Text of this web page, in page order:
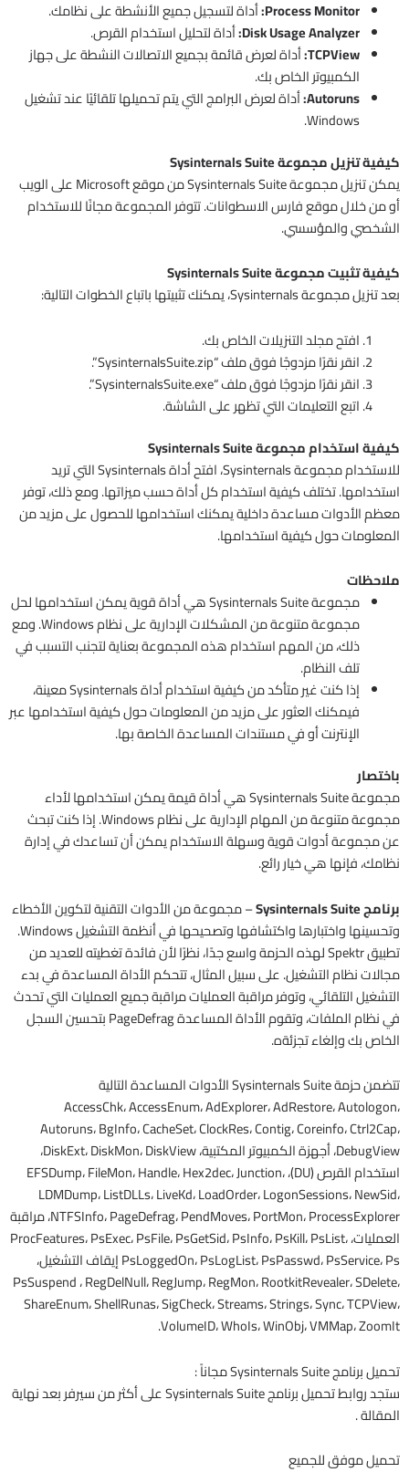
Process Monitor:أداة لتسجيل جميع الأنشطة على نظامك.
Disk Usage Analyzer:أداة لتحليل استخدام القرص.
TCPView:أداة لعرض قائمة بجميع الاتصالات النشطة على جهاز
الكمبيوتر الخاص بك.
Autoruns:أداة لعرض البرامج التي يتم تحميلها تلقائيًا عند تشغيل
Windows.
كيفية تنزيل مجموعة Sysinternals Suite
يمكن تنزيل مجموعة Sysinternals Suite من موقع Microsoft على الويب
أو من خلال موقع فارس الاسطوانات. تتوفر المجموعة مجانًا للاستخدام
الشخصي والمؤسسي.
كيفية تثبيت مجموعة Sysinternals Suite
بعد تنزيل مجموعة Sysinternals، يمكنك تثبيتها باتباع الخطوات التالية:
افتح مجلد التنزيلات الخاص بك.
انقر نقرًا مزدوجًا فوق ملف “SysinternalsSuite.zip”.
انقر نقرًا مزدوجًا فوق ملف “SysinternalsSuite.exe”.
اتبع التعليمات التي تظهر على الشاشة.
كيفية استخدام مجموعة Sysinternals Suite
للاستخدام مجموعة Sysinternals، افتح أداة Sysinternals التي تريد
استخدامها. تختلف كيفية استخدام كل أداة حسب ميزاتها. ومع ذلك، توفر
معظم الأدوات مساعدة داخلية يمكنك استخدامها للحصول على مزيد من
المعلومات حول كيفية استخدامها.
ملاحظات
مجموعة Sysinternals Suite هي أداة قوية يمكن استخدامها لحل
مجموعة متنوعة من المشكلات الإدارية على نظام Windows. ومع
ذلك، من المهم استخدام هذه المجموعة بعناية لتجنب التسبب في
تلف النظام.
إذا كنت غير متأكد من كيفية استخدام أداة Sysinternals معينة،
فيمكنك العثور على مزيد من المعلومات حول كيفية استخدامها عبر
الإنترنت أو في مستندات المساعدة الخاصة بها.
باختصار
مجموعة Sysinternals Suite هي أداة قيمة يمكن استخدامها لأداء
مجموعة متنوعة من المهام الإدارية على نظام Windows. إذا كنت تبحث
عن مجموعة أدوات قوية وسهلة الاستخدام يمكن أن تساعدك في إدارة
نظامك، فإنها هي خيار رائع.
برنامج Sysinternals Suite
– مجموعة من الأدوات التقنية لتكوين الأخطاء
وتحسينها واختبارها واكتشافها وتصحيحها في أنظمة التشغيل Windows.
تطبيق Spektr لهذه الحزمة واسع جدًا، نظرًا لأن فائدة تغطيته للعديد من
مجالات نظام التشغيل. على سبيل المثال، تتحكم الأداة المساعدة في بدء
التشغيل التلقائي، وتوفر مراقبة العمليات مراقبة جميع العمليات التي تحدث
في نظام الملفات، وتقوم الأداة المساعدة PageDefrag بتحسين السجل
الخاص بك وإلغاء تجزئةه.
تتضمن حزمة Sysinternals Suite الأدوات المساعدة التالية
AccessChk، AccessEnum، AdExplorer، AdRestore، Autologon،
Autoruns، BgInfo، CacheSet، ClockRes، Contig، Coreinfo، Ctrl2Cap،
DebugView، أجهزة الكمبيوتر المكتبية، DiskExt، DiskMon، DiskView،
استخدام القرص (DU)، EFSDump، FileMon، Handle، Hex2dec، Junction،
LDMDump، ListDLLs، LiveKd، LoadOrder، LogonSessions، NewSid،
NTFSInfo، PageDefrag، PendMoves، PortMon، ProcessExplorer، مراقبة
العمليات، ProcFeatures، PsExec، PsFile، PsGetSid، PsInfo، PsKill، PsList،
PsLoggedOn، PsLogList، PsPasswd، PsService، Ps إيقاف التشغيل،
PsSuspend ، RegDelNull، RegJump، RegMon، RootkitRevealer، SDelete،
ShareEnum، ShellRunas، SigCheck، Streams، Strings، Sync، TCPView،
VolumeID، WhoIs، WinObj، VMMap، ZoomIt.
تحميل برنامج Sysinternals Suite مجاناً :
ستجد روابط تحميل برنامج Sysinternals Suite على أكثر من سيرفر بعد نهاية
المقالة .
تحميل موفق للجميع